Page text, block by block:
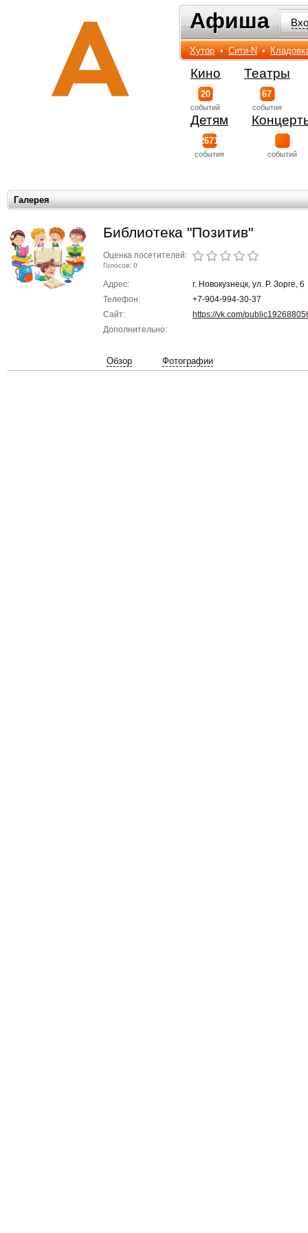
Афиша
Афиша
Хутор • Сити-N •
Кино
20
событий
Театры
67
события
Детям
2671
события событий
Галерея
Библиотека "Позитив"
Оценка посетителей:
Голосов: 0
Адрес:
г. Новокузнецк, ул. Р. Зорге, 6
Телефон:
+7-904-994-30-37
Сайт:
https://vk.com/
Дополнительно:
Обзор Фотографии